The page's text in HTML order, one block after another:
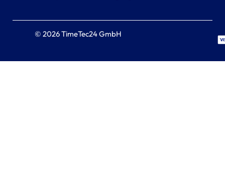
© 2026 TimeTec24 GmbH